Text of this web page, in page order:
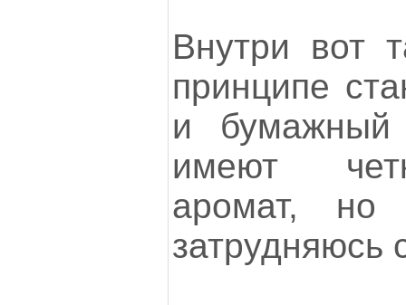
Внутри вот
принципе
и бумажный
имеют
аромат,
затрудняюсь